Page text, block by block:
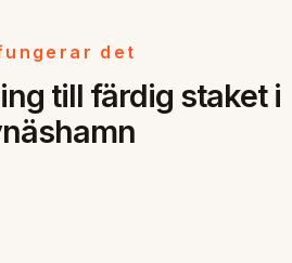
det
till färdig staket i